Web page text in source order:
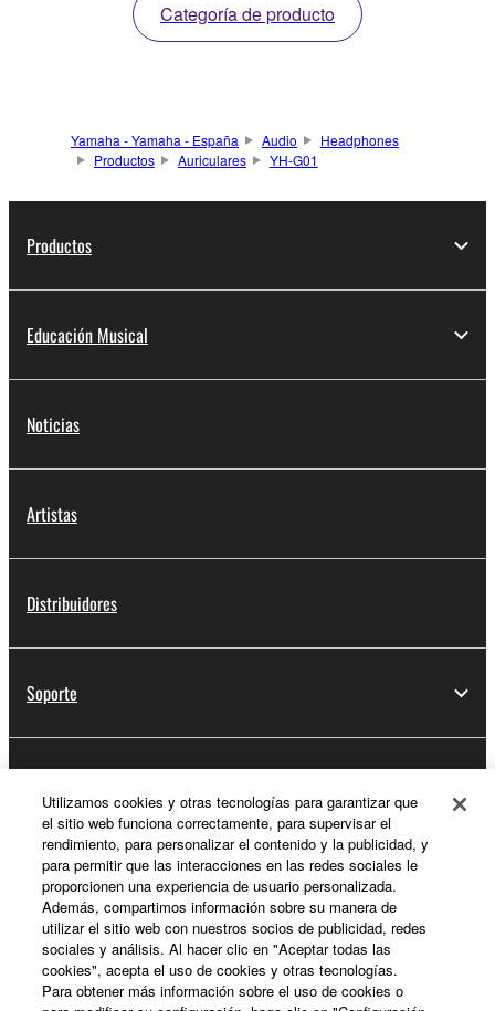
Categoría de producto
Yamaha - Yamaha - España Audio
Headphones
Productos
Auriculares YH-G01
Productos
Educación Musical
Noticias
Artistas
Distribuidores
Soporte
Acerca de Yamaha
España - Spanish
Empresa
Utilizamos cookies y otras tecnologías para garantizar que
el sitio web funciona correctamente, para supervisar el
rendimiento, para personalizar el contenido y la publicidad, y
para permitir que las interacciones en las redes sociales le
proporcionen una experiencia de usuario personalizada.
Además, compartimos información sobre su manera de
utilizar el sitio web con nuestros socios de publicidad, redes
sociales y análisis. Al hacer clic en "Aceptar todas las
cookies", acepta el uso de cookies y otras tecnologías.
Para obtener más información sobre el uso de cookies o